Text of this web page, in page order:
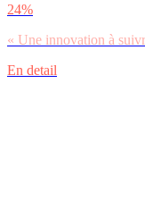
24%
« Une innovation à
En detail